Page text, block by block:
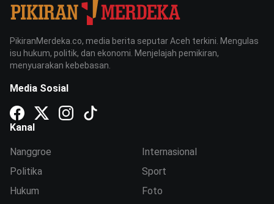
PikiranMerdeka.co, media berita seputar Aceh terkini. Mengulas
isu hukum, politik, dan ekonomi. Menjelajah pemikiran,
menyuarakan kebebasan.
Media Sosial
Kanal
Nanggroe
Politika
Hukum
Internasional
Sport
Foto